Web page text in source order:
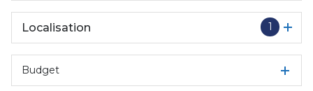
1
Localisation
Budget